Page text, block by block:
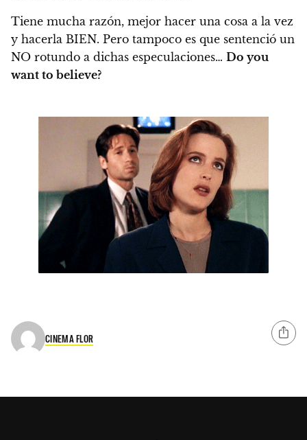
Tiene mucha razón, mejor hacer una cosa a la vez
y hacerla BIEN. Pero tampoco es que sentenció un
NO rotundo a dichas especulaciones… Do you
want to believe?
CINEMA FLOR